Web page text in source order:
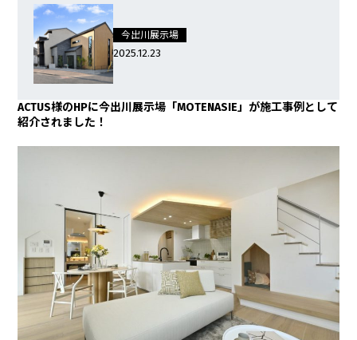
今出川展示場
2025.12.23
ACTUS様のHPに今出川展示場「MOTENASIE」が施工事例として
紹介されました！